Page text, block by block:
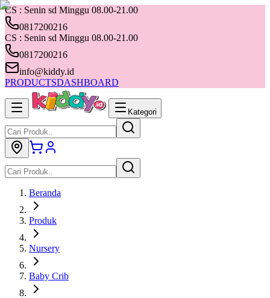
CS : Senin sd Minggu 08.00-21.00
0817200216
CS : Senin sd Minggu 08.00-21.00
0817200216
info@kiddy.id
PRODUCTSDASHBOARD
Kategori
Beranda
Produk
Nursery
Baby Crib